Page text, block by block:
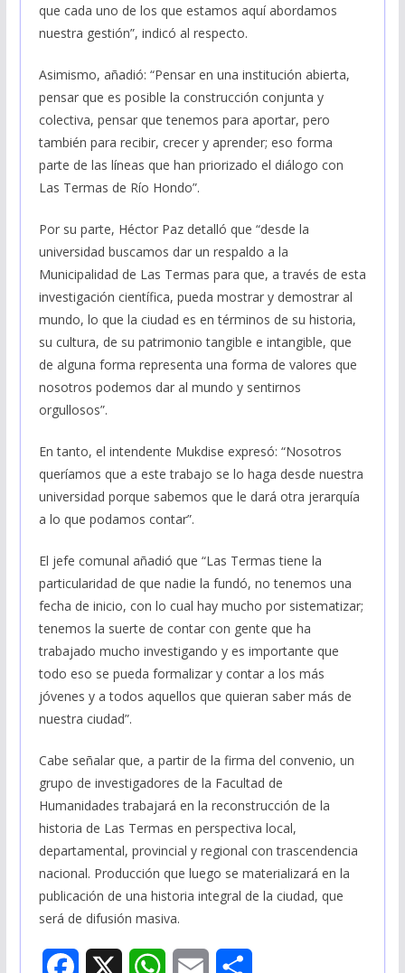
que cada uno de los que estamos aquí abordamos
nuestra gestión”, indicó al respecto.
Asimismo, añadió: “Pensar en una institución abierta,
pensar que es posible la construcción conjunta y
colectiva, pensar que tenemos para aportar, pero
también para recibir, crecer y aprender; eso forma
parte de las líneas que han priorizado el diálogo con
Las Termas de Río Hondo”.
Por su parte, Héctor Paz detalló que “desde la
universidad buscamos dar un respaldo a la
Municipalidad de Las Termas para que, a través de esta
investigación científica, pueda mostrar y demostrar al
mundo, lo que la ciudad es en términos de su historia,
su cultura, de su patrimonio tangible e intangible, que
de alguna forma representa una forma de valores que
nosotros podemos dar al mundo y sentirnos
orgullosos”.
En tanto, el intendente Mukdise expresó: “Nosotros
queríamos que a este trabajo se lo haga desde nuestra
universidad porque sabemos que le dará otra jerarquía
a lo que podamos contar”.
El jefe comunal añadió que “Las Termas tiene la
particularidad de que nadie la fundó, no tenemos una
fecha de inicio, con lo cual hay mucho por sistematizar;
tenemos la suerte de contar con gente que ha
trabajado mucho investigando y es importante que
todo eso se pueda formalizar y contar a los más
jóvenes y a todos aquellos que quieran saber más de
nuestra ciudad”.
Cabe señalar que, a partir de la firma del convenio, un
grupo de investigadores de la Facultad de
Humanidades trabajará en la reconstrucción de la
historia de Las Termas en perspectiva local,
departamental, provincial y regional con trascendencia
nacional. Producción que luego se materializará en la
publicación de una historia integral de la ciudad, que
será de difusión masiva.
W